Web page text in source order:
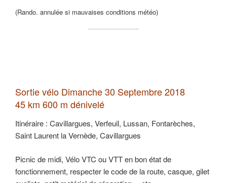
(Rando. annulée si mauvaises conditions météo)
Sortie vélo Dimanche 30 Septembre 2018
45 km 600 m dénivelé
Itinéraire : Cavillargues, Verfeuil, Lussan, Fontarèches,
Saint Laurent la Vernède, Cavillargues
Picnic de midi, Vélo VTC ou VTT en bon état de
fonctionnement, respecter le code de la route, casque, gilet